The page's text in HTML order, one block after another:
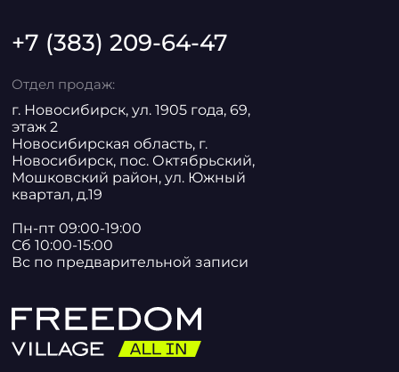
+7 (383) 209-64-47
Отдел продаж:
г. Новосибирск, ул. 1905 года, 69,
этаж 2
Новосибирская область, г.
Новосибирск, пос. Октябрьский,
Мошковский район, ул. Южный
квартал, д.19
Пн-пт 09:00-19:00
Сб 10:00-15:00
Вс по предварительной записи